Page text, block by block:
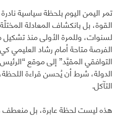
تمر اليمن اليوم بلحظة سياسية
القوة، بل بانكشاف المعادلة
لسنوات، وللمرة الأولى منذ تشكيل
الفرصة متاحة أمام رشاد العليمي
التوافقي المقيَّد” إلى موقع
الدولة، شرط أن يُحسن قراءة
التآكل.
هذه ليست لحظة عابرة، بل منعطف